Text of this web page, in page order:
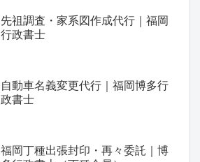
先祖調査・家系図作成代行｜福岡
行政書士
自動車名義変更代行｜福岡博多行
政書士
福岡丁種出張封印・再々委託｜博